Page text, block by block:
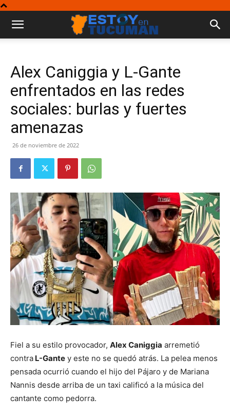
Alex Caniggia y L-Gante
enfrentados en las redes
sociales: burlas y fuertes
amenazas
26 de noviembre de 2022
Fiel a su estilo provocador, Alex Caniggia arremetió
contra L-Gante y este no se quedó atrás. La pelea menos
pensada ocurrió cuando el hijo del Pájaro y de Mariana
Nannis desde arriba de un taxi calificó a la música del
cantante como pedorra.